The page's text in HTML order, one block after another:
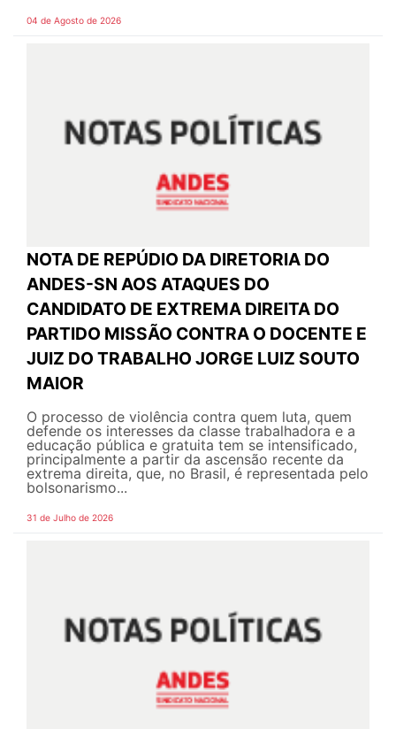
04 de Agosto de 2026
NOTA DE REPÚDIO DA DIRETORIA DO
ANDES-SN AOS ATAQUES DO
CANDIDATO DE EXTREMA DIREITA DO
PARTIDO MISSÃO CONTRA O DOCENTE E
JUIZ DO TRABALHO JORGE LUIZ SOUTO
MAIOR
O processo de violência contra quem luta, quem
defende os interesses da classe trabalhadora e a
educação pública e gratuita tem se intensificado,
principalmente a partir da ascensão recente da
extrema direita, que, no Brasil, é representada pelo
bolsonarismo...
31 de Julho de 2026